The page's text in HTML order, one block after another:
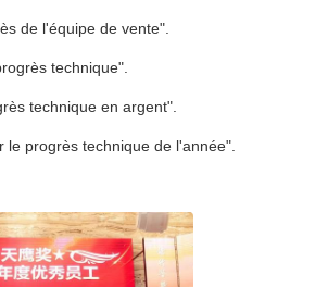
de l'équipe de vente".
technique".
technique en argent".
le progrès technique de l'année".